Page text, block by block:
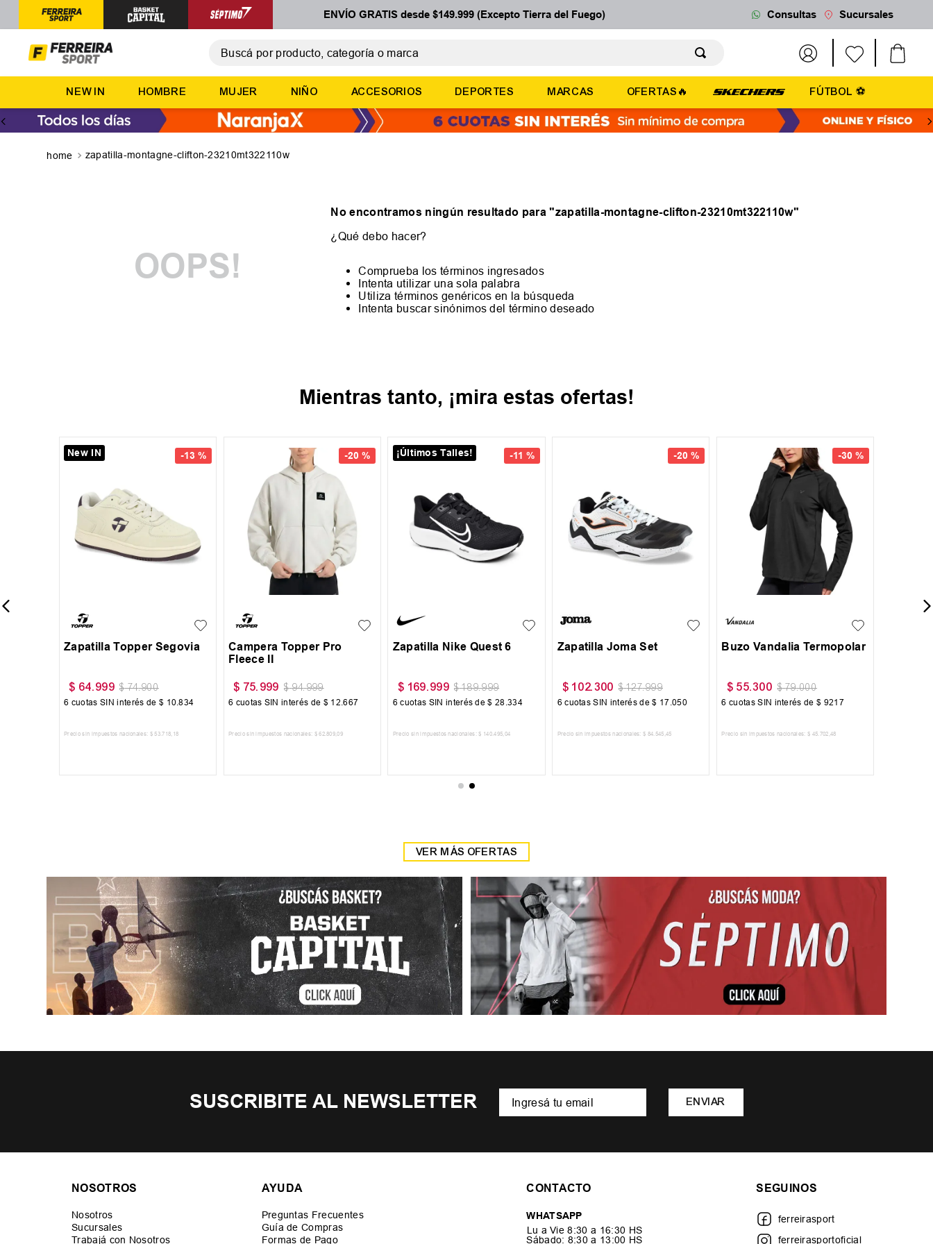
ENVÍO GRATIS desde $149.999 (Excepto Tierra del Fuego) Consultas Sucursales
NEW IN HOMBRE MUJER NIÑO ACCESORIOS DEPORTES MARCAS OFERTAS🔥 FÚTBOL ⚽
zapatilla-montagne-clifton-23210mt322110w
OOPS!
No encontramos ningún resultado para "zapatilla-montagne-clifton-23210mt322110w"
¿Qué debo hacer?
Comprueba los términos ingresados
Intenta utilizar una sola palabra
Utiliza términos genéricos en la búsqueda
Intenta buscar sinónimos del término deseado
Mientras tanto, ¡mira estas ofertas!
-13 %
New IN
39
Zapatilla Topper Segovia
$ 64.999 $ 74.900
6 cuotas SIN interés de $ 10.834
Precio sin impuestos nacionales: $ 53 .718 18
-20 %
M
Campera Topper Pro
Fleece II
$ 75. 999 $ 94.999
6 cuotas SIN interés de $ 12.667
Precio sin impuestos nacionales: $ 62.809 ,09
-11 %
¡Últimos Talles!
39.5
Zapatilla Nike Quest 6
$ 169.999 $ 189.999
6 cuotas SIN interés de$ 28.334
Precio sin impuestos nacionales: $ 140.495 04
-20 %
43
Zapatilla Joma Set
$ 102.300 $ 127.999
6 cuotas SIN interés de$ 17.050
Precio sin impuestos nacionales: $ 84 545 ,45
-30 %
M XXL
Buzo Vandalia Termopolar
$ 55.300 $ 79.000
6 cuotas SIN interés de$ 9217
Precio sin impuestos nacionales: $ 45 702 48
VER MÁS OFERTAS
SUSCRIBITE AL NEWSLETTER ENVIAR
NOSOTROS
Nosotros
Sucursales
Trabajá con Nosotros
AYUDA
Preguntas Frecuentes
Guía de Compras
Formas de Pago
CONTACTO
WHATSAPP
Lu a Vie 8:30 a 16:30 HS
Sábado: 8:30 a 13:00 HS
SEGUINOS
ferreirasport
ferreirasportoficial
TÉRMINOS MÁS BUSCADOS
2
zapatillas